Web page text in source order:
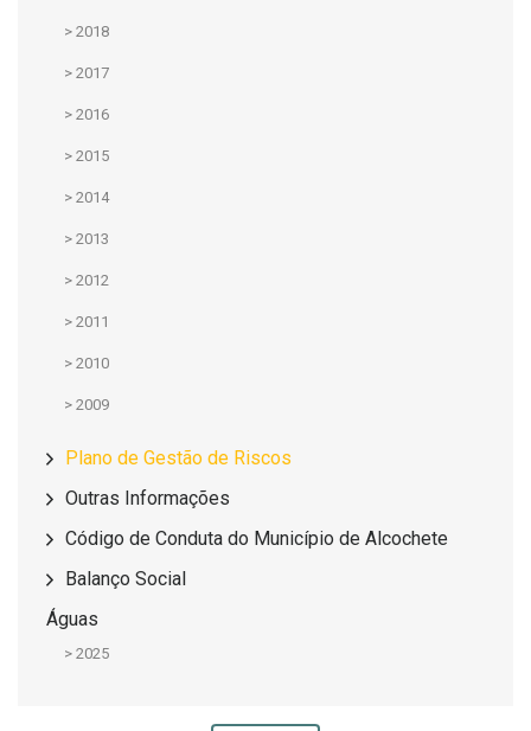
> 2018
> 2017
> 2016
> 2015
> 2014
> 2013
> 2012
> 2011
> 2010
> 2009
Plano de Gestão de Riscos
Outras Informações
Código de Conduta do Município de Alcochete
Balanço Social
Águas
> 2025